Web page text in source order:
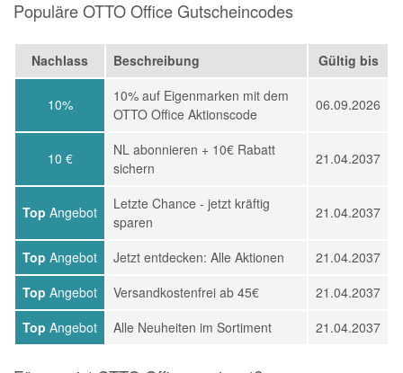
Populäre OTTO Office Gutscheincodes
Nachlass Beschreibung Gültig bis
10%
10% auf Eigenmarken mit dem
OTTO Office Aktionscode
06.09.2026
10 €
NL abonnieren + 10€ Rabatt
sichern
21.04.2037
Top Angebot
Letzte Chance - jetzt kräftig
sparen
21.04.2037
Top Angebot Jetzt entdecken: Alle Aktionen
21.04.2037
Top Angebot Versandkostenfrei ab 45€
21.04.2037
Top Angebot Alle Neuheiten im Sortiment 21.04.2037